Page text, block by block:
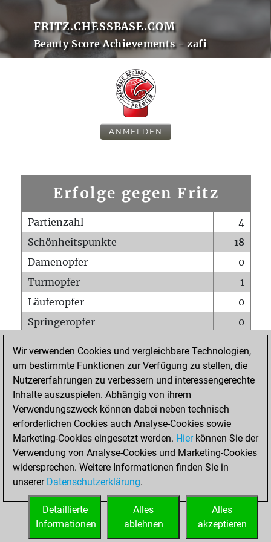
FRITZ.CHESSBASE.COM
Beauty Score Achievements - zafi
ANMELDEN
Erfolge gegen Fritz
Partienzahl
4
Schönheitspunkte
18
Damenopfer
0
Turmopfer
1
Läuferopfer
0
Springeropfer
0
Matt auf vollem Brett
0
Bauer setzt Matt
0
Erstickte Matts
Unterverwandlungen
Türme auf der siebten
0
STARTSEITE
Wir verwenden Cookies und vergleichbare Technologien,
um bestimmte Funktionen zur Verfügung zu stellen, die
Nutzererfahrungen zu verbessern und interessengerechte
Inhalte auszuspielen. Abhängig von ihrem
Verwendungszweck können dabei neben technisch
erforderlichen Cookies auch Analyse-Cookies sowie
Marketing-Cookies eingesetzt werden. Hierkönnen Sie der
Verwendung von Analyse-Cookies und Marketing-Cookies
widersprechen. Weitere Informationen finden Sie in
unserer Datenschutzerklärung.
Alles
akzeptieren
Alles
ablehnen
Detaillierte
Informationen